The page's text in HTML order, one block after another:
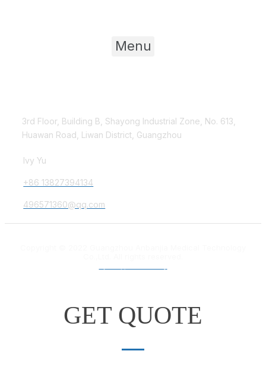
Menu
3rd Floor, Building B, Shayong Industrial Zone, No. 613,
Huawan Road, Liwan District, Guangzhou
Ivy Yu
+86 13827394134
496571360@qq.com
GET QUOTE